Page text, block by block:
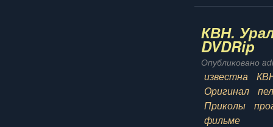
КВН.
DVDRip
Опубликовано
известна
Оригинал
Приколы
фильме